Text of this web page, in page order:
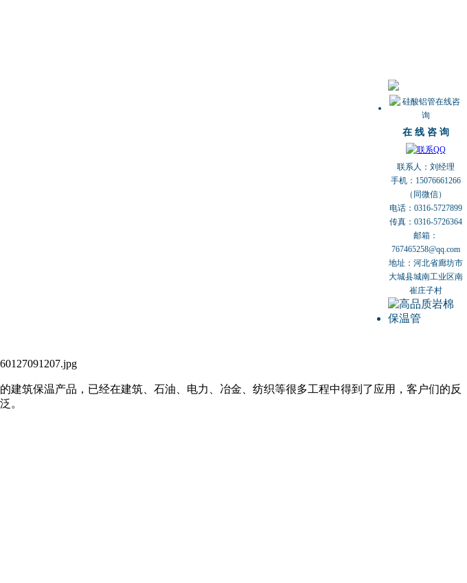
筑保温产品，已经在建筑、石油、电力、冶金、纺织等很多工程中得到了应用，客户们的反
。
在 线 咨 询
联系人：刘经理
手机：15076661266
（同微信）
电话：0316-5727899
传真：0316-5726364
邮箱：
767465258@qq.com
地址：河北省廊坊市
大城县城南工业区南
崔庄子村